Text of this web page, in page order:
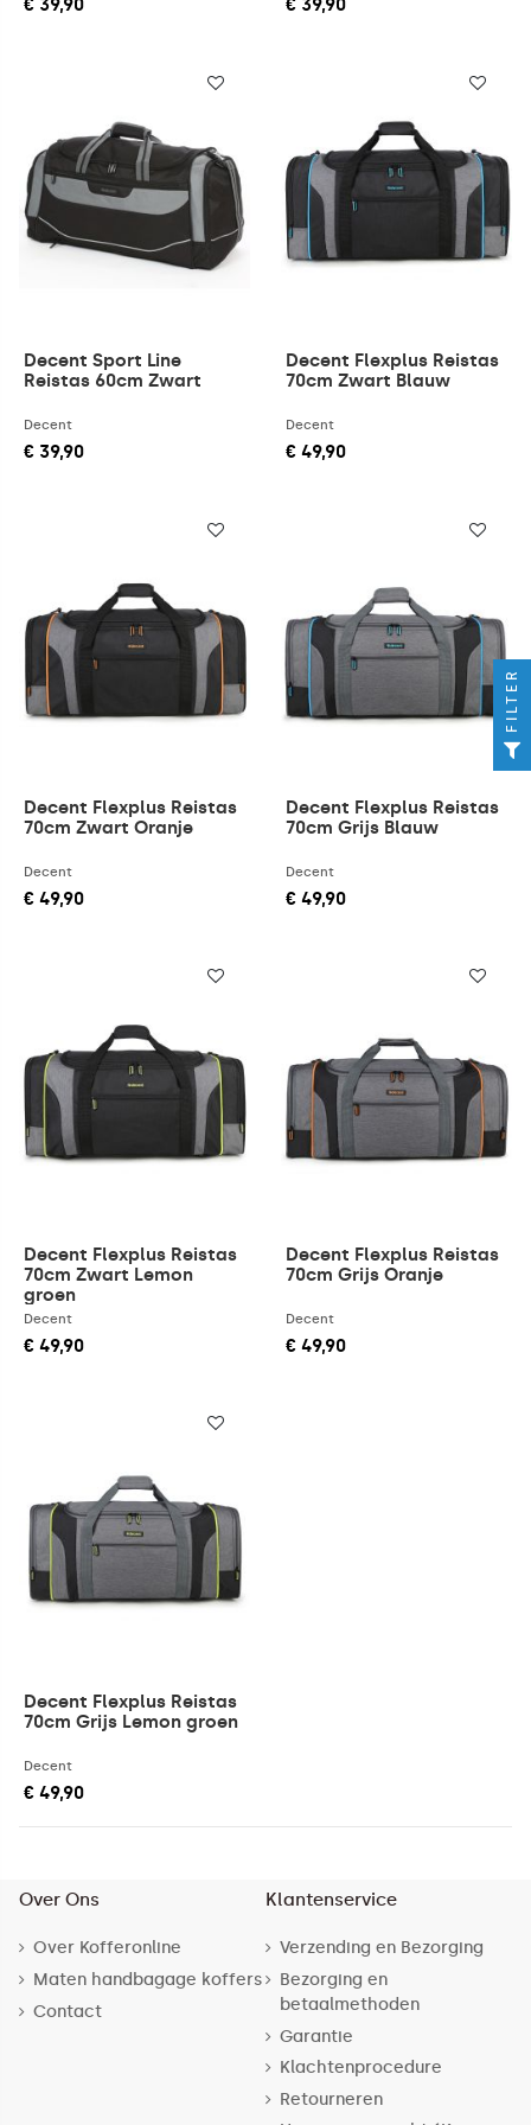
kun je je tas eenvoudig dragen, zelfs als hij vol zit met je
Of je nu een casual tas zoekt voor een kort tripje of een
dat bij je past. Bestel vandaag nog jouw ideale reistas
zonder wielen bij Kofferonline.nl en reis met gemak en stijl!
€ 39,90 € 39,90
Decent Sport Line
Reistas 60cm Zwart
Decent
€ 39,90
Decent Flexplus Reistas
70cm Zwart Blauw
Decent
€ 49,90
Decent Flexplus Reistas
70cm Zwart Oranje
Decent
€ 49,90
Decent Flexplus Reistas
70cm Grijs Blauw
Decent
€ 49,90
Decent Flexplus Reistas
70cm Zwart Lemon
groen
Decent
€ 49,90
Decent Flexplus Reistas
70cm Grijs Oranje
Decent
€ 49,90
Decent Flexplus Reistas
70cm Grijs Lemon groen
Decent
€ 49,90
Over Ons
Over Kofferonline
Maten handbagage koffers
Contact
Klantenservice
Verzending en Bezorging
Bezorging en
betaalmethoden
Garantie
Klachtenprocedure
Retourneren
FILTER